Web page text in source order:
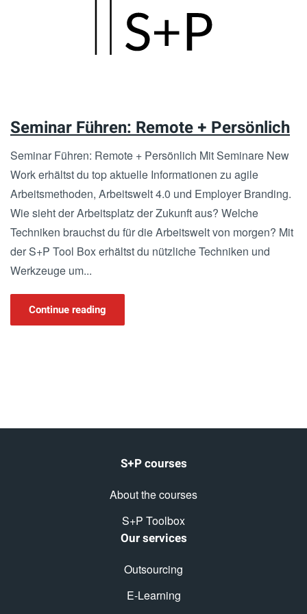
Seminar Führen: Remote + Persönlich
Seminar Führen: Remote + Persönlich Mit Seminare New
Work erhältst du top aktuelle Informationen zu agile
Arbeitsmethoden, Arbeitswelt 4.0 und Employer Branding.
Wie sieht der Arbeitsplatz der Zukunft aus? Welche
Techniken brauchst du für die Arbeitswelt von morgen? Mit
der S+P Tool Box erhältst du nützliche Techniken und
Werkzeuge um...
Continue reading
S+P courses
About the courses
S+P Toolbox
Our services
Outsourcing
E-Learning